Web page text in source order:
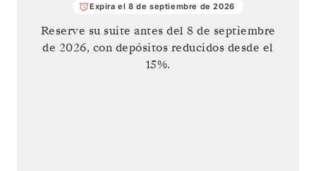
Expira el 8 de septiembre de 2026
Reserve su suite antes del 8 de septiembre
de 2026, con depósitos reducidos desde el
15%.